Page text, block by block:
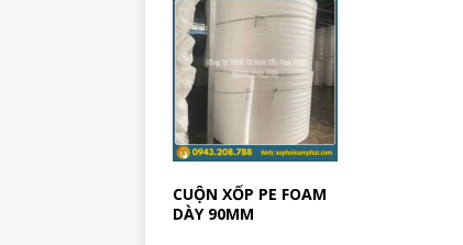
CUỘN XỐP PE FOAM
DÀY 90MM